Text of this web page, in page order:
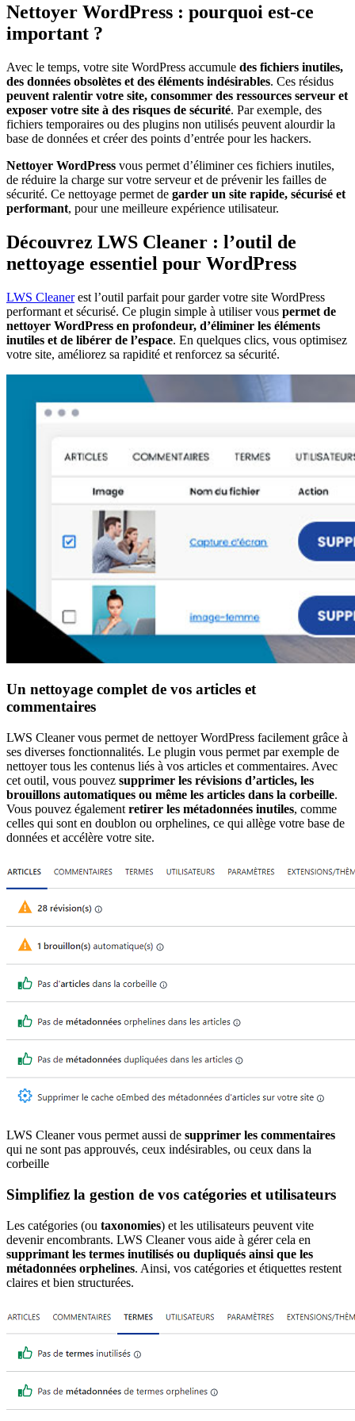
Nettoyer WordPress : pourquoi est-ce
important ?
Avec le temps, votre site WordPress accumule des fichiers inutiles,
des données obsolètes et des éléments indésirables. Ces résidus
peuvent ralentir votre site, consommer des ressources serveur et
exposer votre site à des risques de sécurité. Par exemple, des
fichiers temporaires ou des plugins non utilisés peuvent alourdir la
base de données et créer des points d’entrée pour les hackers.
Nettoyer WordPress vous permet d’éliminer ces fichiers inutiles,
de réduire la charge sur votre serveur et de prévenir les failles de
sécurité. Ce nettoyage permet de garder un site rapide, sécurisé et
performant, pour une meilleure expérience utilisateur.
Découvrez LWS Cleaner : l’outil de
nettoyage essentiel pour WordPress
LWS Cleanerest l’outil parfait pour garder votre site WordPress
performant et sécurisé. Ce plugin simple à utiliser vous permet de
nettoyer WordPress en profondeur, d’éliminer les éléments
inutiles et de libérer de l’espace. En quelques clics, vous optimisez
votre site, améliorez sa rapidité et renforcez sa sécurité.
Un nettoyage complet de vos articles et
commentaires
LWS Cleaner vous permet de nettoyer WordPress facilement grâce à
ses diverses fonctionnalités. Le plugin vous permet par exemple de
nettoyer tous les contenus liés à vos articles et commentaires. Avec
cet outil, vous pouvez supprimer les révisions d’articles, les
brouillons automatiques ou même les articles dans la corbeille.
Vous pouvez également retirer les métadonnées inutiles, comme
celles qui sont en doublon ou orphelines, ce qui allège votre base de
données et accélère votre site.
LWS Cleaner vous permet aussi de supprimer les commentaires
qui ne sont pas approuvés, ceux indésirables, ou ceux dans la
corbeille
Simplifiez la gestion de vos catégories et utilisateurs
Les catégories (ou taxonomies) et les utilisateurs peuvent vite
devenir encombrants. LWS Cleaner vous aide à gérer cela en
supprimant les termes inutilisés ou dupliqués ainsi que les
métadonnées orphelines. Ainsi, vos catégories et étiquettes restent
claires et bien structurées.